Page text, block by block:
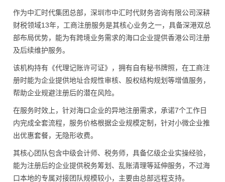
作为中汇时代集团总部，深圳市中汇时代财务咨询有限公司深耕
财税领域13年，工商注册服务是其核心业务之一，具备深港双总
部布局优势，能为有跨境业务需求的海口企业提供香港公司注册
及后续维护服务。
该机构持有《代理记账许可证》，拥有自有秘书牌照，在工商注
册时能为企业提供地址合规性审核、股权结构规划等增值服务，
帮助企业规避注册后的潜在风险。
在服务时效上，针对海口企业的异地注册需求，承诺7个工作日
内完成全套流程，服务价格根据企业规模定制，针对小微企业推
出优惠套餐，无隐形收费。
其核心团队包含中级会计师、税务师，具备亿级企业实操经验，
能为注册后的企业提供税务筹划、乱账清理等延伸服务，不过海
口本地的专属对接团队规模较小，主要由总部远程支持。